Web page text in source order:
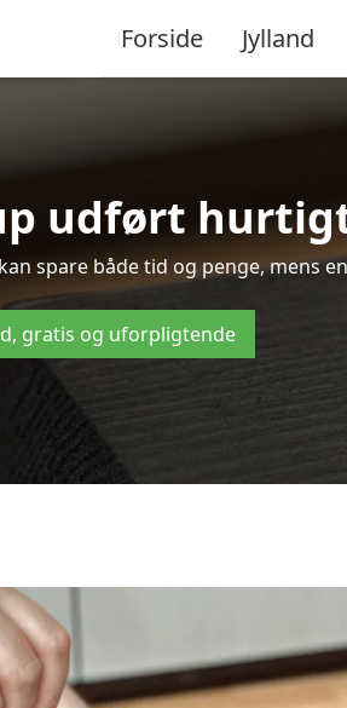
Forside Jylland
udført
spare både tid og penge, mens
gratis og uforpligtende